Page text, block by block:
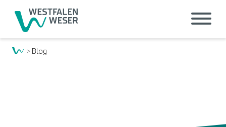
Blog